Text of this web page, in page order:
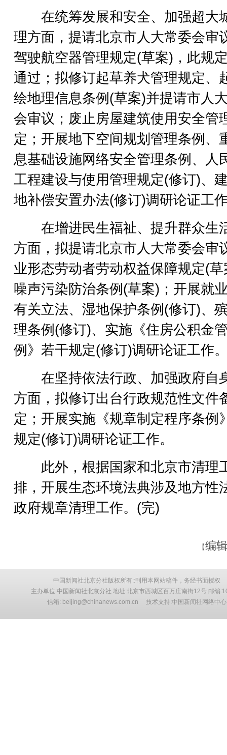
在统筹发展和安全、加强超大
理方面，提请北京市人大常委会审
驾驶航空器管理规定(草案)，此规
通过；拟修订起草养犬管理规定、
绘地理信息条例(草案)并提请市人
会审议；废止房屋建筑使用安全管
定；开展地下空间规划管理条例、
息基础设施网络安全管理条例、人
工程建设与使用管理规定(修订)、
地补偿安置办法(修订)调研论证工
在增进民生福祉、提升群众生
方面，拟提请北京市人大常委会审
业形态劳动者劳动权益保障规定(草
噪声污染防治条例(草案)；开展就
有关立法、湿地保护条例(修订)、
理条例(修订)、实施《住房公积金
例》若干规定(修订)调研论证工作
在坚持依法行政、加强政府自
方面，拟修订出台行政规范性文件
定；开展实施《规章制定程序条例
规定(修订)调研论证工作。
此外，根据国家和北京市清理
排，开展生态环境法典涉及地方性
政府规章清理工作。(完)
【编
中国新闻社北京分社版权所有::刊用本网站稿件，务经书面授权
主办单位:中国新闻社北京分社 地址:北京市西城区百万庄南街12号 邮编
信箱: beijing@chinanews.com.cn 技术支持:中国新闻社网络中心